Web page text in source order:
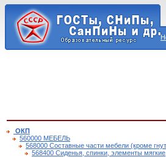
ОКП
560000 МЕБЕЛЬ
568000 Составные части мебели (кроме
568400 Сиденья, спинки, элементы